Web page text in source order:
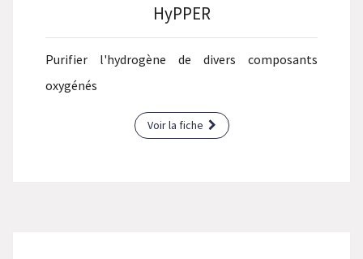
HyPPER
Purifier l'hydrogène de divers composants
oxygénés
Voir la fiche